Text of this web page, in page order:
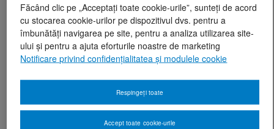
Făcând clic pe „Acceptați toate cookie-urile”, sunteți de acord
cu stocarea cookie-urilor pe dispozitivul dvs. pentru a
îmbunătăți navigarea pe site, pentru a analiza utilizarea site-
ului și pentru a ajuta eforturile noastre de marketing
Notificare privind confidențialitatea și modulele cookie
Respingeți toate
Accept toate cookie-urile